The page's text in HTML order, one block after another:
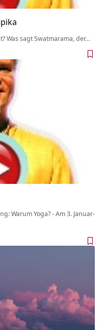
Was sagt Swatmarama, der…
Warum Yoga? - Am 3. Januar-